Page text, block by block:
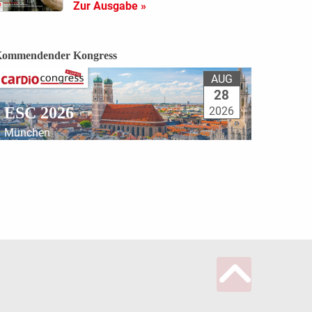
Zur Ausgabe »
Kongress
ESC 2026
München
AUG
28
2026